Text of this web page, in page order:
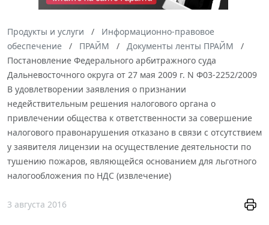
Продукты и услуги
Информационно-правовое
обеспечение
ПРАЙМ
Документы ленты ПРАЙМ
Постановление Федерального арбитражного суда
Дальневосточного округа от 27 мая 2009 г. N Ф03-2252/2009
В удовлетворении заявления о признании
недействительным решения налогового органа о
привлечении общества к ответственности за совершение
налогового правонарушения отказано в связи с отсутствием
у заявителя лицензии на осуществление деятельности по
тушению пожаров, являющейся основанием для льготного
налогообложения по НДС (извлечение)
3 августа 2016